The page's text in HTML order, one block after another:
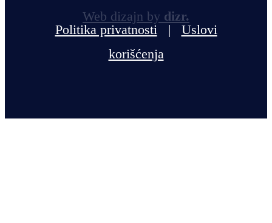
Web dizajn by dizr.
Politika privatnosti | Uslovi
korišćenja